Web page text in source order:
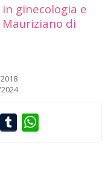
ginecologia e
Mauriziano di
LinkedInTumblr